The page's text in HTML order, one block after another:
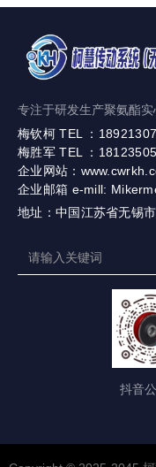
专注于研发生产聚氨酯实
梅钦柯 TEL ：
梅胜军 TEL ：
企业网站：
企业邮箱 e-mill:
地址：中国江苏省无锡
抖音